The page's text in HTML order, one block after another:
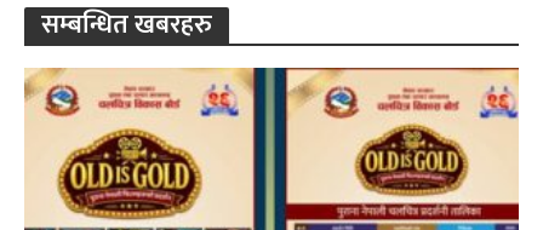
सम्बन्धित खबरहरु